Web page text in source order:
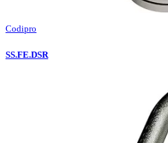
Codipro
SS.FE.DSR